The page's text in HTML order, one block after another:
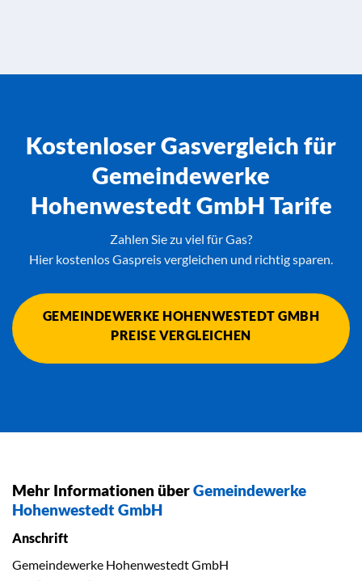
Kostenloser Gasvergleich für
Gemeindewerke
Hohenwestedt GmbH Tarife
Zahlen Sie zu viel für Gas?
Hier kostenlos Gaspreis vergleichen und richtig sparen.
GEMEINDEWERKE HOHENWESTEDT GMBH
PREISE VERGLEICHEN
Mehr Informationen überGemeindewerke
Hohenwestedt GmbH
Anschrift
Gemeindewerke Hohenwestedt GmbH